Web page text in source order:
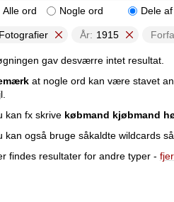
Alle ord Nogle ord Dele
Fotografier År: 1915
gav desværre intet resultat.
at nogle ord kan være stavet
kan fx skrive købmand kjøbmand
kan også bruge såkaldte wildcards
findes resultater for andre typer -